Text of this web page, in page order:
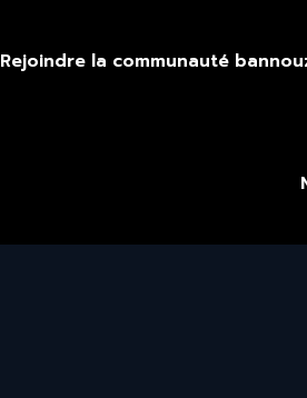
Rejoindre la communauté